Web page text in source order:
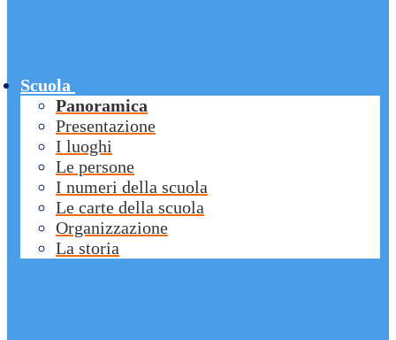
Scuola
Panoramica
Presentazione
I luoghi
Le persone
I numeri della scuola
Le carte della scuola
Organizzazione
La storia